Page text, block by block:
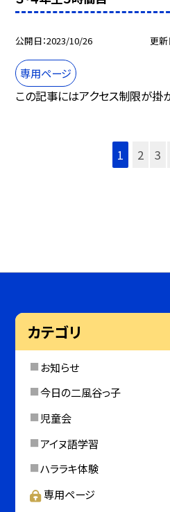
公開日 2023/10/26 更新
専用ページ
この記事にはアクセス制限が掛
1 2 3
カテゴリ
お知らせ
今日の二風谷っ子
児童会
アイヌ語学習
ハララキ体験
専用ページ